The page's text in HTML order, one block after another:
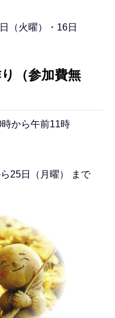
（火曜）・16日
（参加費無
から午前11時
25日（月曜） まで